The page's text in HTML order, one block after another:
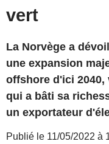
vert
La Norvège a
une expansion
offshore d'ici
qui a bâti sa
un exportateur
Publié le 11/05/2022 à